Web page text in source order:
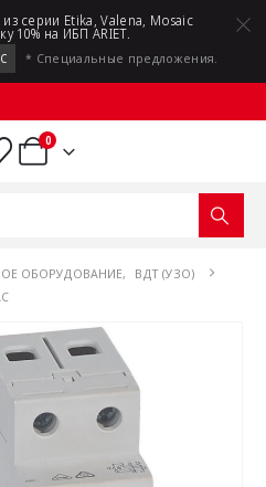
серии Etika, Valena, Mosaic
10% на ИБП ARIET.
* Специальные предложения.
0
ОБОРУДОВАНИЕ,
ВДТ (УЗО)